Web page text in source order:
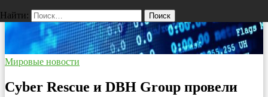
Найти:
Мировые новости
Cyber Rescue и DBH Group провели